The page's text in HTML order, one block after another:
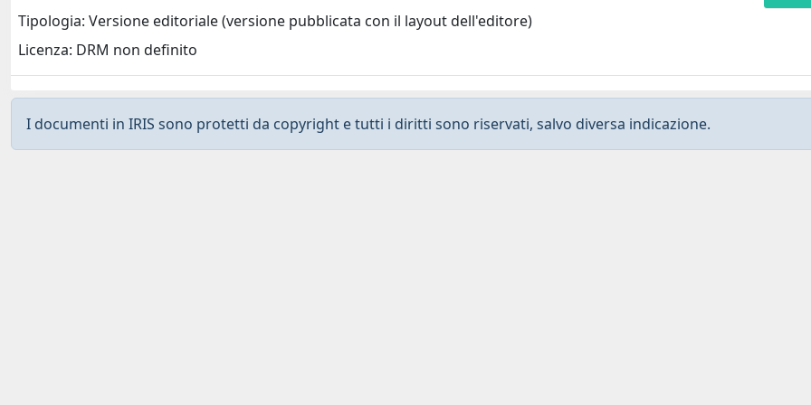
Tipologia: Versione editoriale (versione pubblicata con il layout dell'editore)
Licenza: DRM non definito
I documenti in IRIS sono protetti da copyright e tutti i diritti sono riservati, salvo diversa indicazione.